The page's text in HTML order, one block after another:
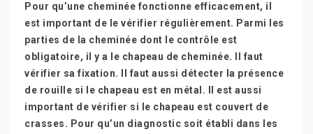
Pour qu’une cheminée fonctionne efficacement, il
est important de le vérifier régulièrement. Parmi les
parties de la cheminée dont le contrôle est
obligatoire, il y a le chapeau de cheminée. Il faut
vérifier sa fixation. Il faut aussi détecter la présence
de rouille si le chapeau est en métal. Il est aussi
important de vérifier si le chapeau est couvert de
crasses. Pour qu’un diagnostic soit établi dans les